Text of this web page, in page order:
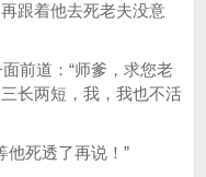
跟着他去死老夫没意
前道：“师爹，求您老
长两短，我，我也不活
他死透了再说！”